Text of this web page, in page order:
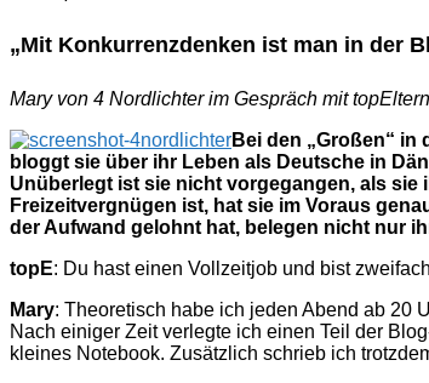
„Mit Konkurrenzdenken ist man in der
Mary von 4 Nordlichter im Gespräch mit
Bei den „Großen“
bloggt sie über ihr Leben als Deutsche in
Unüberlegt ist sie nicht vorgegangen, als sie
Freizeitvergnügen ist, hat sie im Voraus
der Aufwand gelohnt hat, belegen nicht nur
topE: Du hast einen Vollzeitjob und bist
Mary: Theoretisch habe ich jeden Abend ab 20
Nach einiger Zeit verlegte ich einen Teil der
kleines Notebook. Zusätzlich schrieb ich